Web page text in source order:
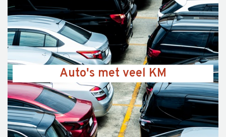
Auto's met veel KM